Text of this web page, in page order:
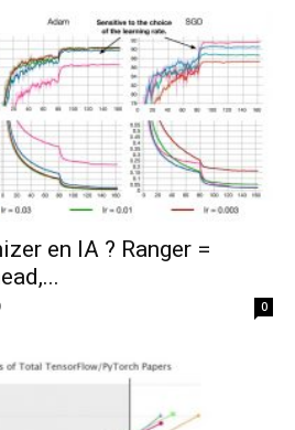
en IA ? Ranger =
0